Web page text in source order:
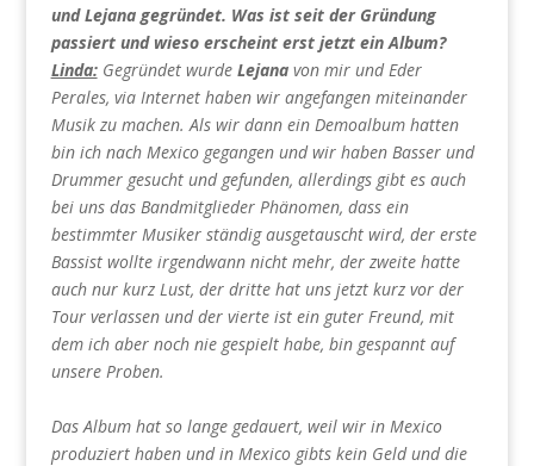
und Lejana gegründet. Was ist seit der Gründung
passiert und wieso erscheint erst jetzt ein Album?
Linda:Gegründet wurde Lejanavon mir und Eder
Perales, via Internet haben wir angefangen miteinander
Musik zu machen. Als wir dann ein Demoalbum hatten
bin ich nach Mexico gegangen und wir haben Basser und
Drummer gesucht und gefunden, allerdings gibt es auch
bei uns das Bandmitglieder Phänomen, dass ein
bestimmter Musiker ständig ausgetauscht wird, der erste
Bassist wollte irgendwann nicht mehr, der zweite hatte
auch nur kurz Lust, der dritte hat uns jetzt kurz vor der
Tour verlassen und der vierte ist ein guter Freund, mit
dem ich aber noch nie gespielt habe, bin gespannt auf
unsere Proben.
Das Album hat so lange gedauert, weil wir in Mexico
produziert haben und in Mexico gibts kein Geld und die